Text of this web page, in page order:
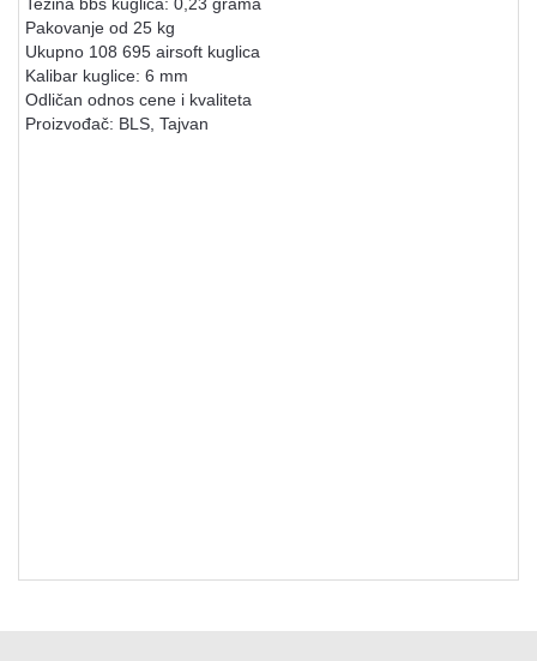
Težina bbs kuglica: 0,23 grama
Pakovanje od 25 kg
Ukupno 108 695 airsoft kuglica
Kalibar kuglice: 6 mm
Odličan odnos cene i kvaliteta
Proizvođač: BLS, Tajvan